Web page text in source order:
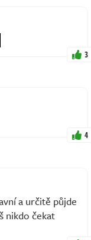
3
4
a určitě půjde
nikdo čekat